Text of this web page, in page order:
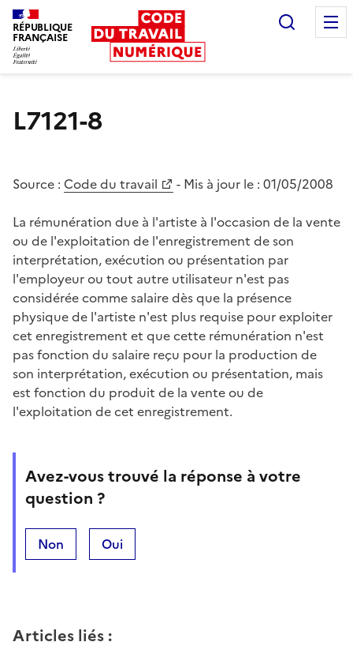
RÉPUBLIQUE
FRANÇAISE
L7121-8
Source : Code du travail - Mis à jour le : 01/05/2008
La rémunération due à l'artiste à l'occasion de la vente
ou de l'exploitation de l'enregistrement de son
interprétation, exécution ou présentation par
l'employeur ou tout autre utilisateur n'est pas
considérée comme salaire dès que la présence
physique de l'artiste n'est plus requise pour exploiter
cet enregistrement et que cette rémunération n'est
pas fonction du salaire reçu pour la production de
son interprétation, exécution ou présentation, mais
est fonction du produit de la vente ou de
l'exploitation de cet enregistrement.
Avez-vous trouvé la réponse à votre
question ?
Non Oui
Articles liés :